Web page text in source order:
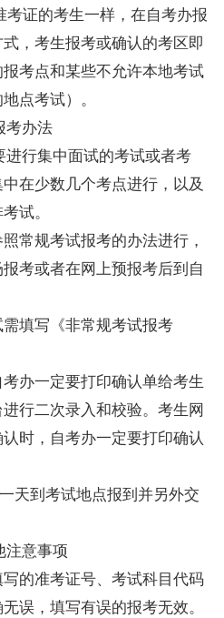
证的考生一样，在自考办报
，考生报考或确认的考区即
考点和某些不允许本地考试
定的地点考试）。
办法
行集中面试的考试或者考
在少数几个考点进行，以及
试。
常规考试报考的办法进行，
考或者在网上预报考后到自
填写《非常规考试报考
办一定要打印确认单给考生
行二次录入和校验。考生网
时，自考办一定要打印确认
天到考试地点报到并另外交
意事项
的准考证号、考试科目代码
误，填写有误的报考无效。